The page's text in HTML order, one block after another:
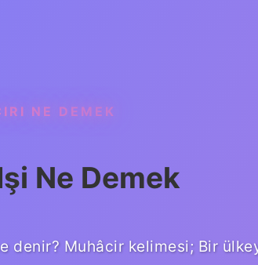
NE DEMEK
Ne Demek
denir? Muhâcir kelimesi; Bir